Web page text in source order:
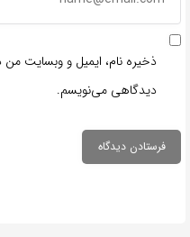
ذخیره نام، ایمیل و وبسایت من
دیدگاهی می‌نویسم.